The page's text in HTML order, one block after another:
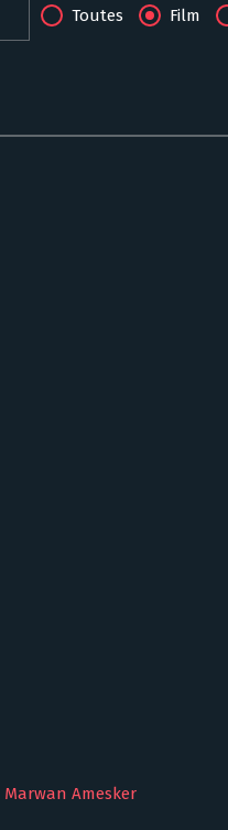
Toutes Film
Marwan Amesker